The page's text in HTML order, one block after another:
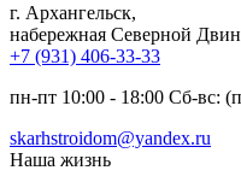
г. Архангельск,
набережная Северной
+7 (931) 406-33-33
пн-пт 10:00 - 18:00 Сб-вс:
skarhstroidom@yandex.ru
Наша жизнь